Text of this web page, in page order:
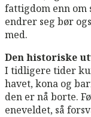
fattigdom enn om
endrer seg bør
med.
Den historiske
I tidligere tider
havet, kona og
den er nå borte.
eneveldet, så